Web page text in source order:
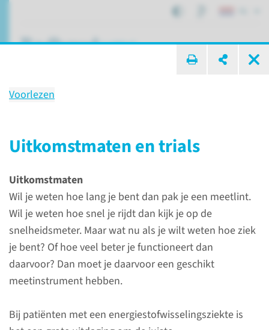
Voorlezen
Uitkomstmaten en trials
Uitkomstmaten
Wil je weten hoe lang je bent dan pak je een meetlint.
Wil je weten hoe snel je rijdt dan kijk je op de
snelheidsmeter. Maar wat nu als je wilt weten hoe ziek
je bent? Of hoe veel beter je functioneert dan
daarvoor? Dan moet je daarvoor een geschikt
meetinstrument hebben.
Bij patiënten met een energiestofwisselingsziekte is
Erfelijke metabole ziekten
informatie voor researchers
Expertisecentra
Erfelijke Metabole Ziekten
Radboudumc Expertisecentrum voor Erfelijke metabole ziekten